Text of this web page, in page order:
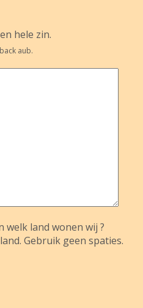
hele zin.
aub.
land wonen wij ?
Gebruik geen spaties.